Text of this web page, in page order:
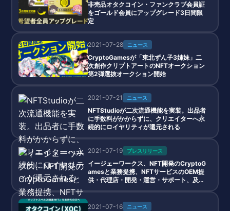
非売品オタクコイン・ファンクラブ会員証
をゴールド会員にアップグレード3日間限
定
2021-07-28 ニュース
CryptoGamesが「東北ずん子3姉妹」二
次創作クリプトアートのNFTオークション
第2弾選抜オークション開始
2021-07-21 ニュース
NFTStudioが二次流通機能を実装。出品者
に手数料がかからずに、クリエイターへ永
続的にロイヤリティが還元される
2021-07-19 プレスリリース
イージェーワークス、NFT開発のCryptoG
amesと業務提携、NFTサービスのOEM提
供・代理店・開発・運営・サポート、及び
2021-07-16 ニュース